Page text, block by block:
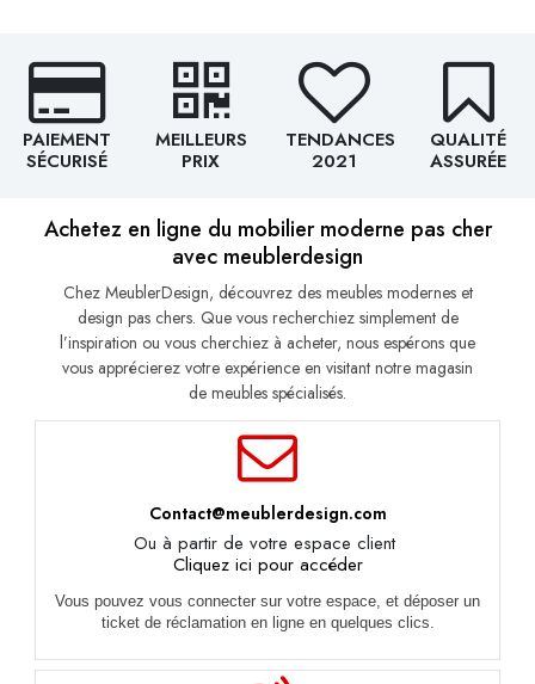
PAIEMENT
SÉCURISÉ
MEILLEURS
PRIX
TENDANCES
2021
QUALITÉ
ASSURÉE
Achetez en ligne du mobilier moderne pas cher
avec meublerdesign
Chez MeublerDesign, découvrez des meubles modernes et
design pas chers. Que vous recherchiez simplement de
l’inspiration ou vous cherchiez à acheter, nous espérons que
vous apprécierez votre expérience en visitant notre magasin
de meubles spécialisés.
Contact@meublerdesign.com
Ou à partir de votre espace client
Cliquez ici pour accéder
Vous pouvez vous connecter sur votre espace, et déposer un
ticket de réclamation en ligne en quelques clics.